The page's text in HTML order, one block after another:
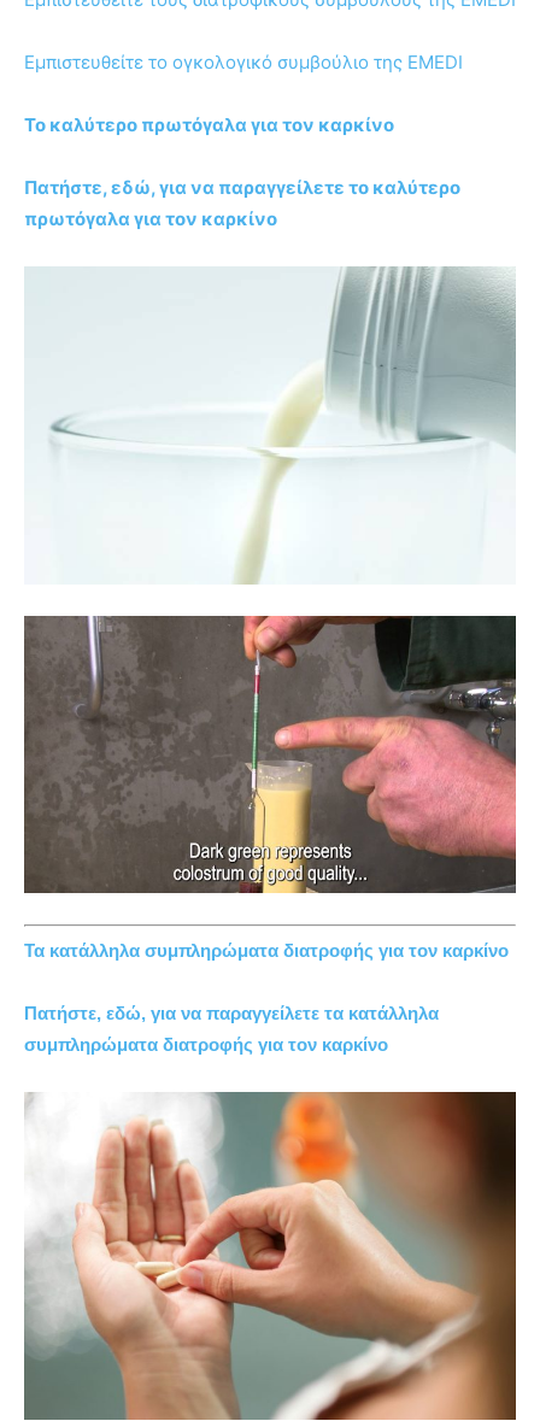
Εμπιστευθείτε το ογκολογικό συμβούλιο της EMEDI
Το καλύτερο πρωτόγαλα για τον καρκίνο
Πατήστε, εδώ, για να παραγγείλετε το καλύτερο
πρωτόγαλα για τον καρκίνο
Τα κατάλληλα συμπληρώματα διατροφής για τον καρκίνο
Πατήστε, εδώ, για να παραγγείλετε τα κατάλληλα
συμπληρώματα διατροφής για τον καρκίνο